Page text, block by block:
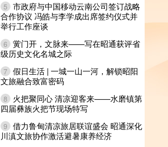
5 市政府与中国移动云南公司签订战略
合作协议 冯皓与李学成出席签约仪式并
举行工作座谈
6 黉门开，文脉来——写在昭通获评省
级历史文化名城之际
7 假日生活 | 一城一山一河，解锁昭阳
文旅融合致富密码
8
火把聚同心 清凉迎客来——水磨镇第
四届彝族火把节现场特写
9 借力鲁甸清凉旅居联谊盛会 昭通深化
川滇文旅协作激活避暑康养经济